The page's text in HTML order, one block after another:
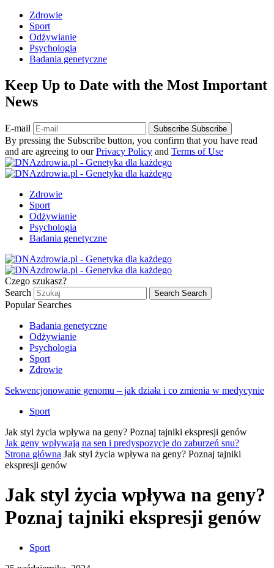
Zdrowie
Sport
Odżywianie
Psychologia
Badania genetyczne
Keep Up to Date with the Most Important
News
E-mail Subscribe Subscribe
By pressing the Subscribe button, you confirm that you have read
and are agreeing to ourPrivacy Policy and Terms of Use
Zdrowie
Sport
Odżywianie
Psychologia
Badania genetyczne
Czego szukasz?
Search
Search Search
Popular Searches
Badania genetyczne
Odżywianie
Psychologia
Sport
Zdrowie
Sekwencjonowanie genomu – jak działa i co zmienia w medycynie
Sport
Jak styl życia wpływa na geny? Poznaj tajniki ekspresji genów
Jak geny wpływają na sen i predyspozycje do zaburzeń snu?
Strona główna Jak styl życia wpływa na geny? Poznaj tajniki
ekspresji genów
Jak styl życia wpływa na geny?
Poznaj tajniki ekspresji genów
Sport